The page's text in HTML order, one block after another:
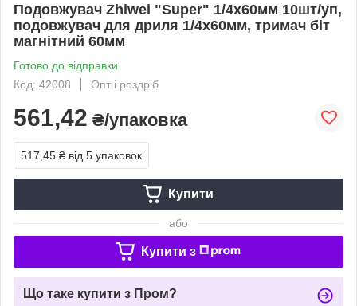
Подовжувач Zhiwei "Super" 1/4х60мм 10шт/уп,
подовжувач для дриля 1/4х60мм, тримач біт
магнітний 60мм
Готово до відправки
Код: 42008
Опт і роздріб
561,42 ₴/упаковка
517,45 ₴ від 5 упаковок
Купити
або
Купити з
Що таке купити з Пром?